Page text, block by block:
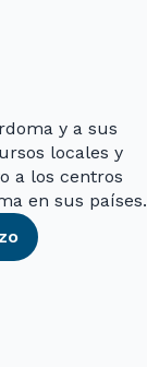
y a sus
locales y
a los centros
en sus países.